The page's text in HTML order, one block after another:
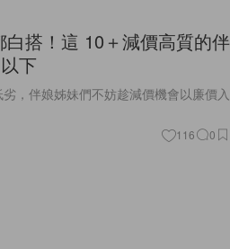
搭！這 10＋減價高質的伴
下
，伴娘姊妹們不妨趁減價機會以廉價入
116 0